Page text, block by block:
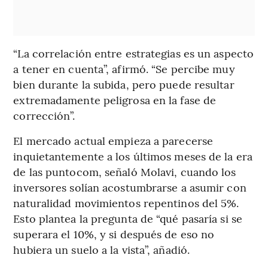
“La correlación entre estrategias es un aspecto
a tener en cuenta”, afirmó. “Se percibe muy
bien durante la subida, pero puede resultar
extremadamente peligrosa en la fase de
corrección”.
El mercado actual empieza a parecerse
inquietantemente a los últimos meses de la era
de las puntocom, señaló Molavi, cuando los
inversores solían acostumbrarse a asumir con
naturalidad movimientos repentinos del 5%.
Esto plantea la pregunta de “qué pasaría si se
superara el 10%, y si después de eso no
hubiera un suelo a la vista”, añadió.